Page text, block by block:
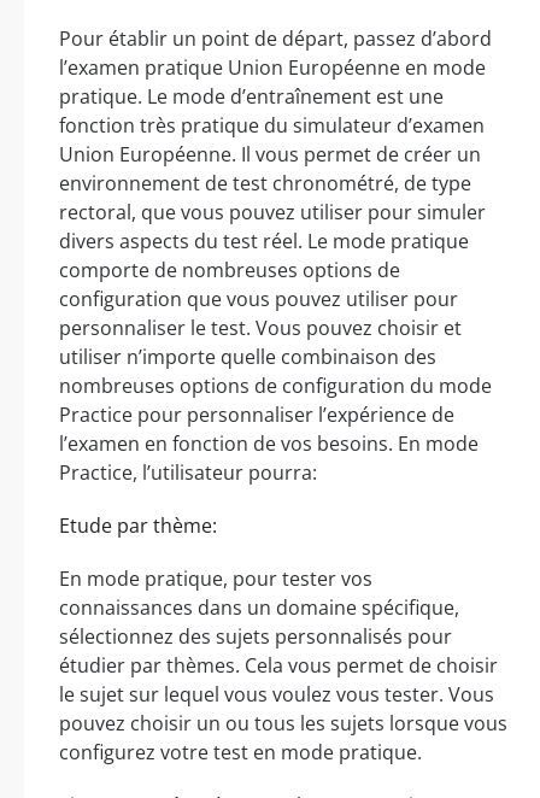
Pour établir un point de départ, passez d’abord
l’examen pratique Union Européenne en mode
pratique. Le mode d’entraînement est une
fonction très pratique du simulateur d’examen
Union Européenne. Il vous permet de créer un
environnement de test chronométré, de type
rectoral, que vous pouvez utiliser pour simuler
divers aspects du test réel. Le mode pratique
comporte de nombreuses options de
configuration que vous pouvez utiliser pour
personnaliser le test. Vous pouvez choisir et
utiliser n’importe quelle combinaison des
nombreuses options de configuration du mode
Practice pour personnaliser l’expérience de
l’examen en fonction de vos besoins. En mode
Practice, l’utilisateur pourra:
Etude par thème:
En mode pratique, pour tester vos
connaissances dans un domaine spécifique,
sélectionnez des sujets personnalisés pour
étudier par thèmes. Cela vous permet de choisir
le sujet sur lequel vous voulez vous tester. Vous
pouvez choisir un ou tous les sujets lorsque vous
configurez votre test en mode pratique.